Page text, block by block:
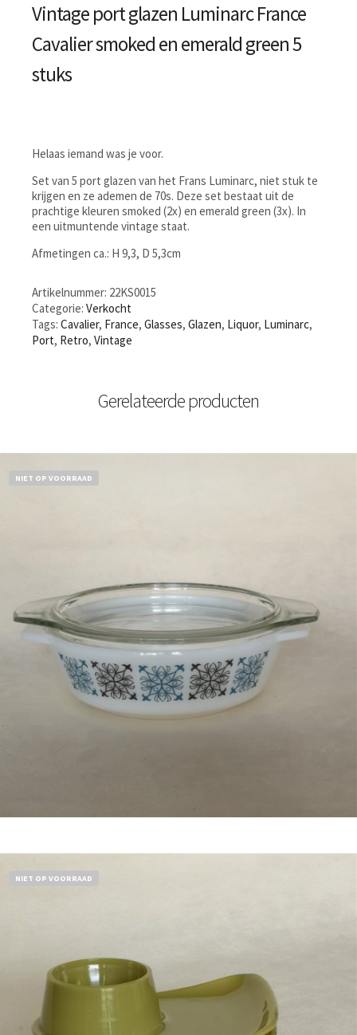
Vintage port glazen Luminarc France
Cavalier smoked en emerald green 5
stuks
Helaas iemand was je voor.
Set van 5 port glazen van het Frans Luminarc, niet stuk te
krijgen en ze ademen de 70s. Deze set bestaat uit de
prachtige kleuren smoked (2x) en emerald green (3x). In
een uitmuntende vintage staat.
Afmetingen ca.: H 9,3, D 5,3cm
Artikelnummer: 22KS0015
Categorie: Verkocht
Tags: Cavalier, France, Glasses, Glazen, Liquor, Luminarc,
Port, Retro, Vintage
Gerelateerde producten
NIET OP VOORRAAD
NIET OP VOORRAAD